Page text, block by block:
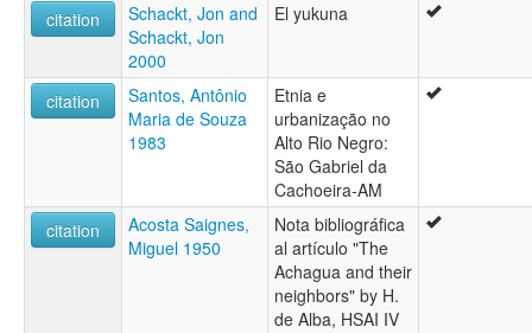
citation
Schackt, Jon and
Schackt, Jon
2000
El yukuna
citation
Santos, Antônio
Maria de Souza
1983
Etnia e
urbanização no
Alto Rio Negro:
São Gabriel da
Cachoeira-AM
citation
Acosta Saignes,
Miguel 1950
Nota bibliográfica
al artículo "The
Achagua and their
neighbors" by H.
de Alba, HSAI IV